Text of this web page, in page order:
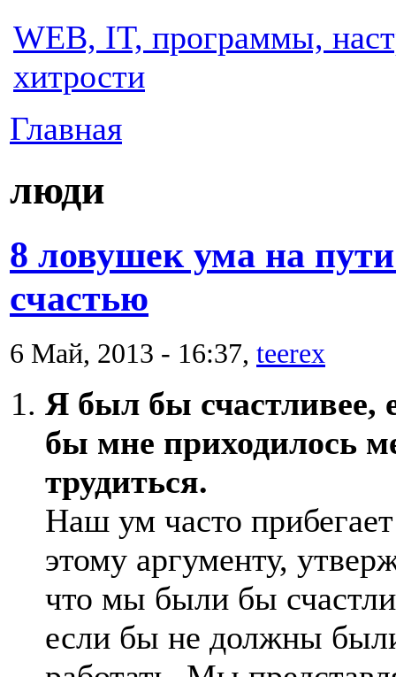
WEB, IT, программы,
хитрости
Главная
люди
8 ловушек ума на
счастью
6 Май, 2013 - 16:37, teerex
Я был бы счастливее,
бы мне приходилось
трудиться.
Наш ум часто
этому аргументу,
что мы были бы
если бы не должны